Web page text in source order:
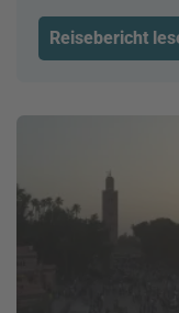
Reisebericht